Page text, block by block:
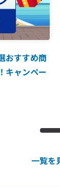
おすすめ商
キャンペー
一覧を